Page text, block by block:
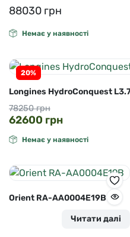
88030 грн
Немає у наявності
20%
Longines HydroConquest
78250грн
Оригінальна
ціна:
78250 грн.
62600 грн
Поточна
ціна:
62600 грн.
Немає у наявності
Orient RA-AA0004E19B
Читати далі